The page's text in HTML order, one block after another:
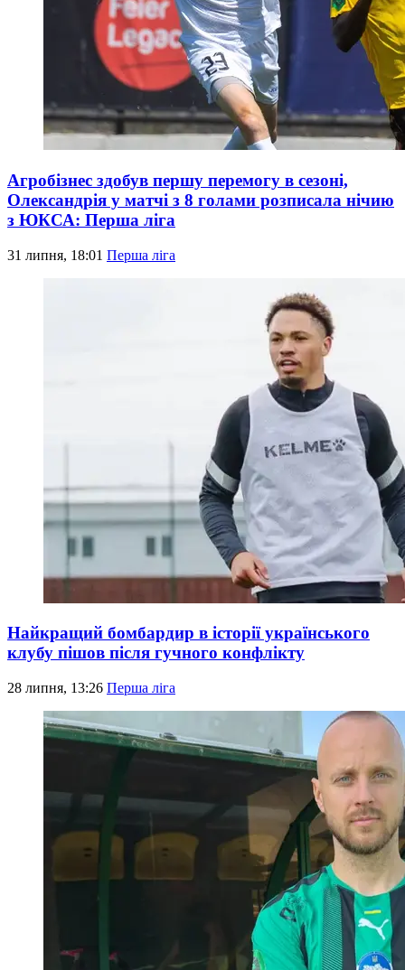
Агробізнес здобув першу перемогу в сезоні,
Олександрія у матчі з 8 голами розписала нічию
з ЮКСА: Перша ліга
31 липня, 18:01 Перша ліга
Найкращий бомбардир в історії українського
клубу пішов після гучного конфлікту
28 липня, 13:26 Перша ліга